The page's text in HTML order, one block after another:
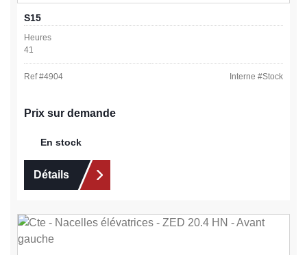
S15
Heures
41
Ref #4904 Interne #Stock
Prix sur demande
En stock
Détails